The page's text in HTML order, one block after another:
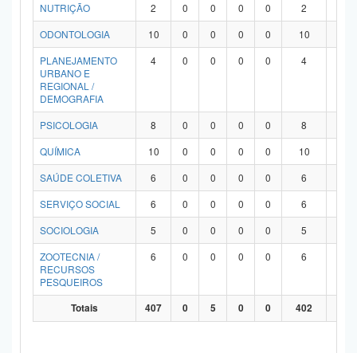
NUTRIÇÃO 2 0 0 0 0 2
ODONTOLOGIA
10 0 0 0 0 10
PLANEJAMENTO
URBANO E
REGIONAL /
DEMOGRAFIA
4 0 0 0 0 4
PSICOLOGIA 8 0 0 0 0 8
QUÍMICA
10 0 0 0 0 10
SAÚDE COLETIVA
6 0 0 0 0 6
SERVIÇO SOCIAL
6 0 0 0 0 6
SOCIOLOGIA
5 0 0 0 0 5
ZOOTECNIA /
RECURSOS
PESQUEIROS
6 0 0 0 0 6
Totais 407 0 5 0 0 402